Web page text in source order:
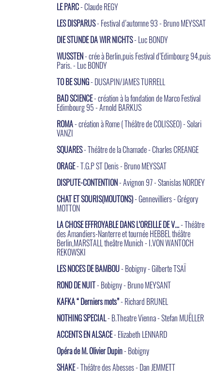
LE PARC- Claude REGY
LES DISPARUS- Festival d’automne 93 - Bruno MEYSSAT
DIE STUNDE DA WIR NICHTS- Luc BONDY
WUSSTEN- crée à Berlin,puis Festival d’Edimbourg 94,puis
Paris. - Luc BONDY
TO BE SUNG- DUSAPIN/JAMES TURRELL
BAD SCIENCE- création à la fondation de Marco Festival
Edimbourg 95 - Arnold BARKUS
ROMA- création à Rome ( Théâtre de COLISSEO) - Solari
VANZI
SQUARES- Théâtre de la Chamade - Charles CREANGE
ORAGE- T.G.P ST Denis - Bruno MEYSSAT
DISPUTE-CONTENTION- Avignon 97 - Stanislas NORDEY
CHAT ET SOURIS(MOUTONS)- Gennevilliers - Grégory
MOTTON
LA CHOSE EFFROYABLE DANS L’OREILLE DE V...- Théâtre
des Amandiers-Nanterre et tournée HEBBEL théâtre
Berlin,MARSTALL theâtre Munich - I.VON WANTOCH
REKOWSKI
LES NOCES DE BAMBOU- Bobigny - Gilberte TSAÏ
ROND DE NUIT- Bobigny - Bruno MEYSANT
KAFKA “ Derniers mots”- Richard BRUNEL
NOTHING SPECIAL- B.Theatre Vienna - Stefan MUËLLER
ACCENTS EN ALSACE- Elizabeth LENNARD
Opéra de M. Olivier Dupin- Bobigny
SHAKE- Théâtre des Abesses - Dan JEMMETT